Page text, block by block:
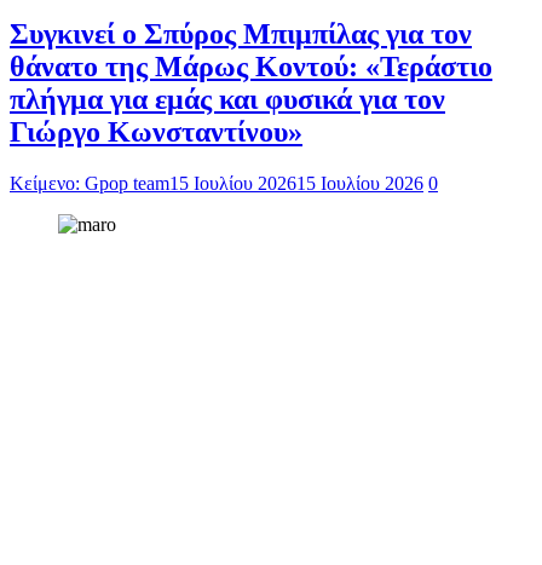
Συγκινεί ο Σπύρος Μπιμπίλας για τον
θάνατο της Μάρως Κοντού: «Τεράστιο
πλήγμα για εμάς και φυσικά για τον
Γιώργο Κωνσταντίνου»
Κείμενο: Gpop team15 Ιουλίου 202615 Ιουλίου 2026 0